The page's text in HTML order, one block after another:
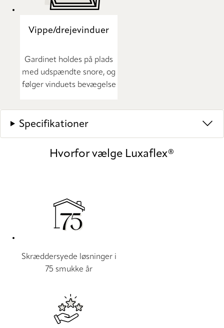
Vippe/drejevinduer
Gardinet holdes på plads
med udspændte snore, og
følger vinduets bevægelse
Specifikationer
Hvorfor vælge Luxaflex®
Skræddersyede løsninger i
75 smukke år